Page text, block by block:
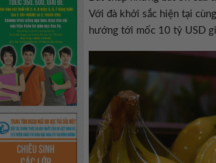
Với đà khởi sắc hiện tại
hướng tới mốc 10 tỷ USD